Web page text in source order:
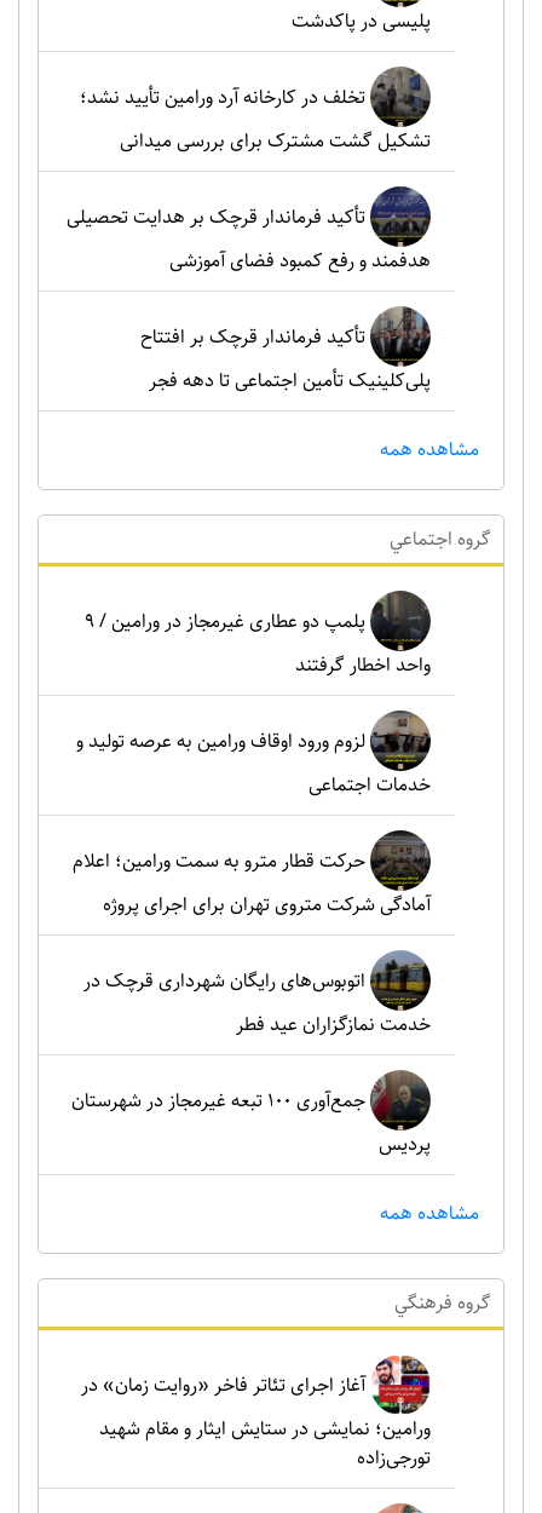
پلیسی در پاکدشت
تخلف در کارخانه آرد ورامین تأیید نشد؛
تشکیل گشت مشترک برای بررسی میدانی
تأکید فرماندار قرچک بر هدایت تحصیلی
هدفمند و رفع کمبود فضای آموزشی
تأکید فرماندار قرچک بر افتتاح
پلی‌کلینیک تأمین اجتماعی تا دهه فجر
مشاهده همه
گروه اجتماعي
پلمپ دو عطاری غیرمجاز در ورامین / ۹
واحد اخطار گرفتند
لزوم ورود اوقاف ورامین به عرصه تولید و
خدمات اجتماعی
حرکت قطار مترو به سمت ورامین؛ اعلام
آمادگی شرکت متروی تهران برای اجرای پروژه
اتوبوس‌های رایگان شهرداری قرچک در
خدمت نمازگزاران عید فطر
جمع‌آوری ۱۰۰ تبعه غیرمجاز در شهرستان
پردیس
مشاهده همه
گروه فرهنگي
آغاز اجرای تئاتر فاخر «روایت زمان» در
ورامین؛ نمایشی در ستایش ایثار و مقام شهید
تورجی‌زاده